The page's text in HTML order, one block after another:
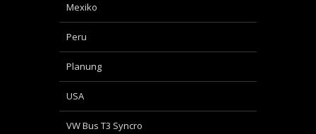
Mexiko
Peru
Planung
USA
VW Bus T3 Syncro